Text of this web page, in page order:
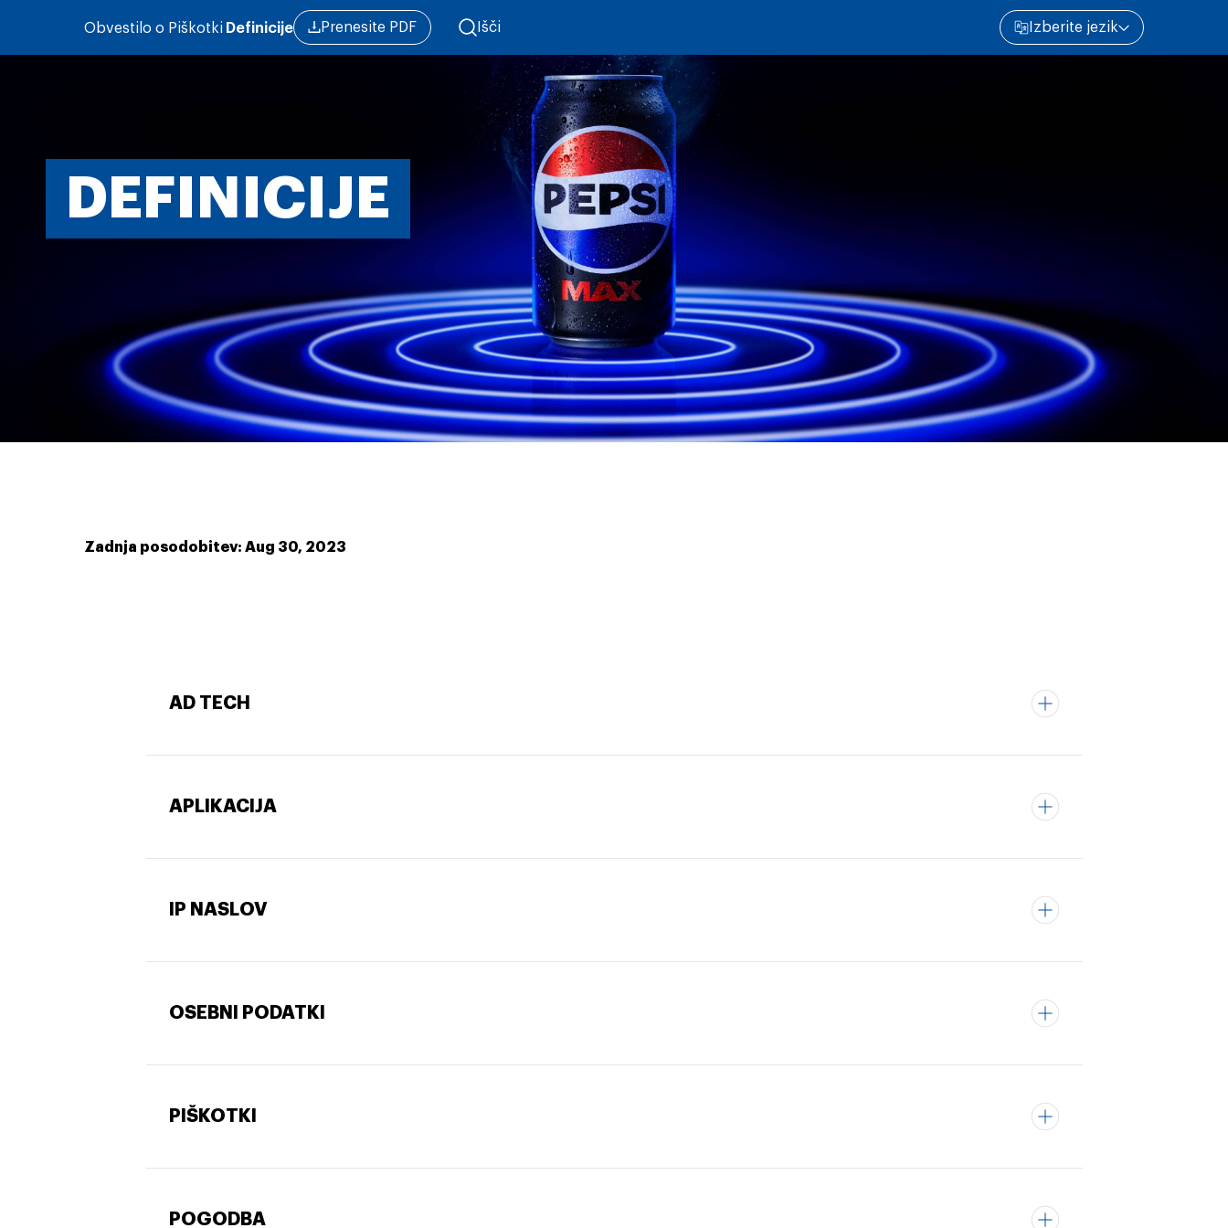
Obvestilo o Piškotki Definicije Prenesite PDF Išči Izberite jezik
DEFINICIJE
Zadnja posodobitev: Aug 30, 2023
AD TECH
APLIKACIJA
IP NASLOV
OSEBNI PODATKI
PIŠKOTKI
POGODBA